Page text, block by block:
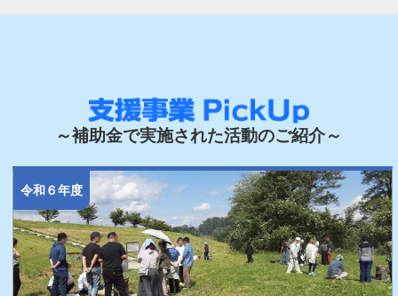
～補助金で実施された活動のご紹介～
令和６年度